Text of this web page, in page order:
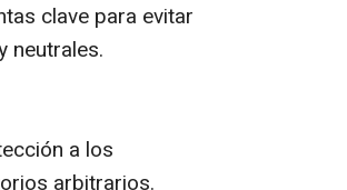
clave para evitar
neutrales.
a los
arbitrarios.